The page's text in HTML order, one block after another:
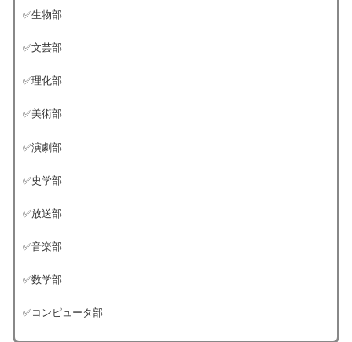
✅生物部
✅文芸部
✅理化部
✅美術部
✅演劇部
✅史学部
✅放送部
✅音楽部
✅数学部
✅コンピュータ部